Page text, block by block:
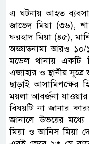
​এ ঘটনায় আহত
জাভেদ মিয়া (৩৬),
ফরহাদ মিয়া (৪৫),
অজ্ঞাতনামা আরও ১০/
মডেল থানায় একটি
এজাহার ও স্থানীয়
ছাড়াই আসামিপক্ষের
ময়লা আবর্জনা যাওয়ার
বিষয়টি না জানার
জানালে উভয়ের মধ্যে
মিয়া ও আনিস মিয়া